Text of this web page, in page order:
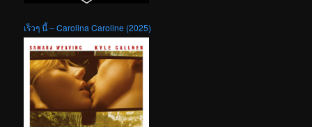
เร็วๆ นี้ – Carolina Caroline (2025)